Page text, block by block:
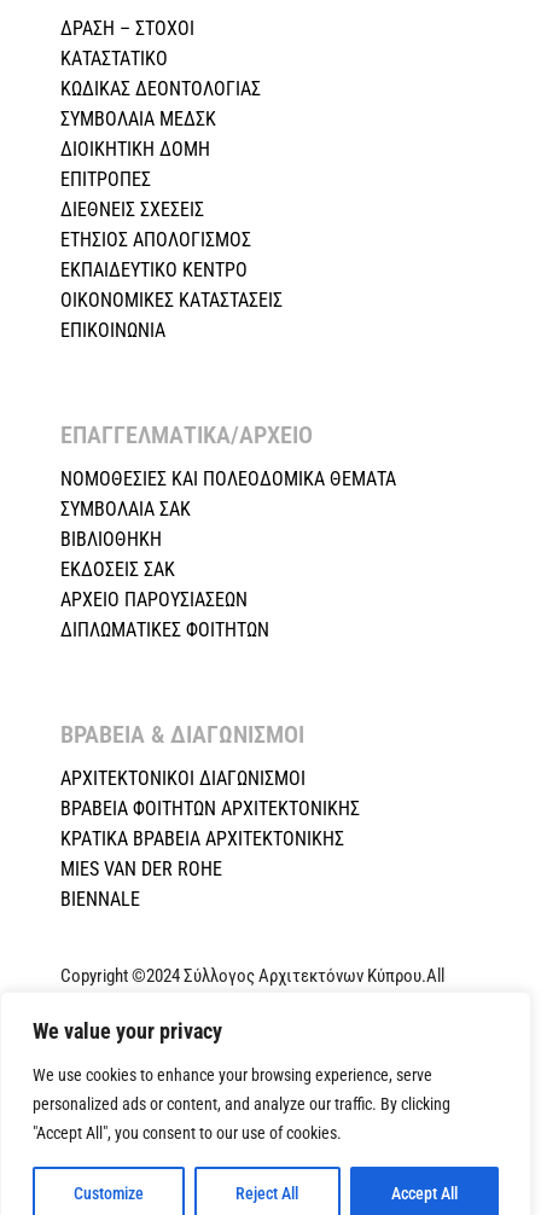
We value your privacy
We use cookies to enhance your browsing experience, serve
personalized ads or content, and analyze our traffic. By clicking
"Accept All", you consent to our use of cookies.
Customize Reject All Accept All
ΔΡΑΣΗ – ΣΤΟΧΟΙ
ΚΑΤΑΣΤΑΤΙΚΟ
ΚΩΔΙΚΑΣ ΔΕΟΝΤΟΛΟΓΙΑΣ
ΣΥΜΒΟΛΑΙΑ ΜΕΔΣΚ
ΔΙΟΙΚΗΤΙΚΗ ΔΟΜΗ
ΕΠΙΤΡΟΠΕΣ
ΔΙΕΘΝΕΙΣ ΣΧΕΣEIΣ
ΕΤΗΣΙΟΣ ΑΠΟΛΟΓΙΣΜΟΣ
ΕΚΠΑΙΔΕΥΤΙΚΟ ΚΕΝΤΡΟ
ΟΙΚΟΝΟΜΙΚΕΣ ΚΑΤΑΣΤΑΣΕΙΣ
ΕΠΙΚΟΙΝΩΝΙΑ
ΕΠΑΓΓΕΛΜΑΤΙΚΑ/ΑΡΧΕΙΟ ​
ΝΟΜΟΘΕΣΙΕΣ KAI ΠΟΛΕΟΔΟΜΙΚΑ ΘΕΜΑΤΑ
ΣΥΜΒΟΛΑΙΑ ΣΑΚ
ΒΙΒΛΙΟΘΗΚΗ
ΕΚΔΟΣΕΙΣ ΣΑΚ
ΑΡΧΕΙΟ ΠΑΡΟΥΣΙΑΣΕΩΝ
ΔΙΠΛΩΜΑΤΙΚΕΣ ΦΟΙΤΗΤΩΝ
ΒΡΑΒΕΙΑ & ΔΙΑΓΩΝΙΣΜΟΙ ​
ΑΡΧΙΤΕΚΤΟΝΙΚΟΙ ΔΙΑΓΩΝΙΣΜΟΙ
ΒΡΑΒΕΙΑ ΦΟΙΤΗΤΩΝ ΑΡΧΙΤΕΚΤΟΝΙΚΗΣ
ΚΡΑΤΙΚΑ ΒΡΑΒΕΙΑ ΑΡΧΙΤΕΚΤΟΝΙΚΗΣ
MIES VAN DER ROHE
BIENNALE
Copyright ©2024 Σύλλογος Αρχιτεκτόνων Κύπρου.All
Privacy Policy